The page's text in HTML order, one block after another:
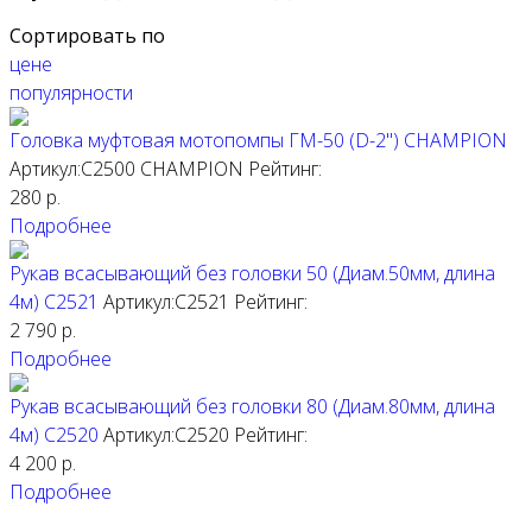
Сортировать по
цене
популярности
Головка муфтовая мотопомпы ГМ-50 (D-2") CHAMPION
Артикул:C2500 CHAMPION Рейтинг:
280 р.
Подробнее
Рукав всасывающий без головки 50 (Диам.50мм, длина
4м) C2521 Артикул:C2521 Рейтинг:
2 790 р.
Подробнее
Рукав всасывающий без головки 80 (Диам.80мм, длина
4м) C2520 Артикул:C2520 Рейтинг:
4 200 р.
Подробнее